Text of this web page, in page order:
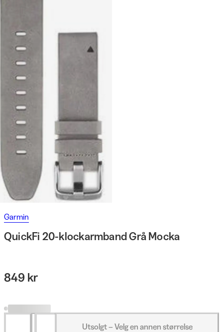
Garmin
QuickFi 20-klockarmband Grå Mocka
849 kr
Utsolgt – Velg en annen størrelse